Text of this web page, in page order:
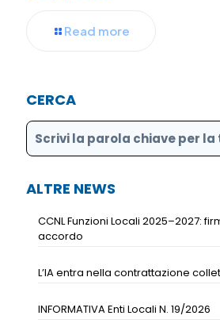
Read more
CERCA
ALTRE NEWS
CCNL Funzioni Locali 2025–2027:
accordo
L’IA entra nella contrattazione
INFORMATIVA Enti Locali N. 19/2026